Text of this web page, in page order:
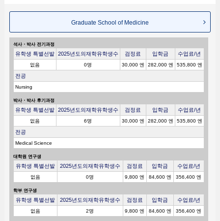
Graduate School of Medicine
석사・박사 전기과정
유학생 특별선발 2025년도의재학유학생수 검정료 입학금 수업료/년
없음 0명 30,000 엔 282,000 엔 535,800 엔
전공
Nursing
박사・박사 후기과정
유학생 특별선발 2025년도의재학유학생수 검정료 입학금 수업료/년
없음 6명 30,000 엔 282,000 엔 535,800 엔
전공
Medical Science
대학원 연구생
유학생 특별선발 2025년도의재학유학생수 검정료 입학금 수업료/년
없음 0명 9,800 엔 84,600 엔 356,400 엔
학부 연구생
유학생 특별선발 2025년도의재학유학생수 검정료 입학금 수업료/년
없음 2명 9,800 엔 84,600 엔 356,400 엔